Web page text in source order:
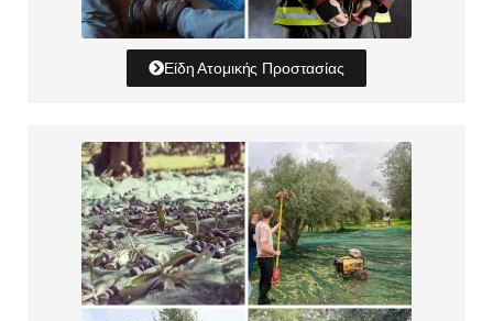
Είδη Ατομικής Προστασίας